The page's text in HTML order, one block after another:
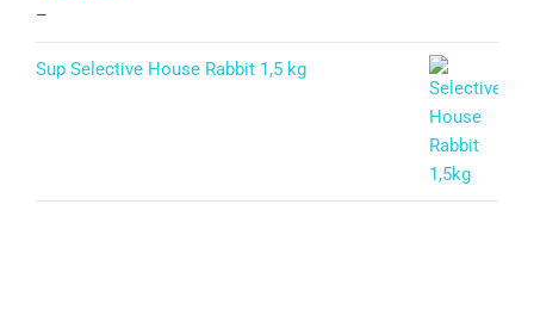
–
Sup Selective House Rabbit 1,5 kg